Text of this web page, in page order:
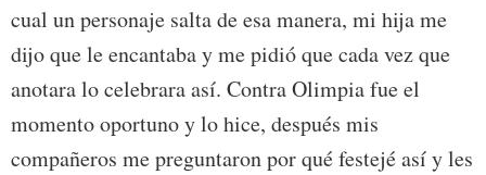
cual un personaje salta de esa manera, mi hija me
dijo que le encantaba y me pidió que cada vez que
anotara lo celebrara así. Contra Olimpia fue el
momento oportuno y lo hice, después mis
compañeros me preguntaron por qué festejé así y les